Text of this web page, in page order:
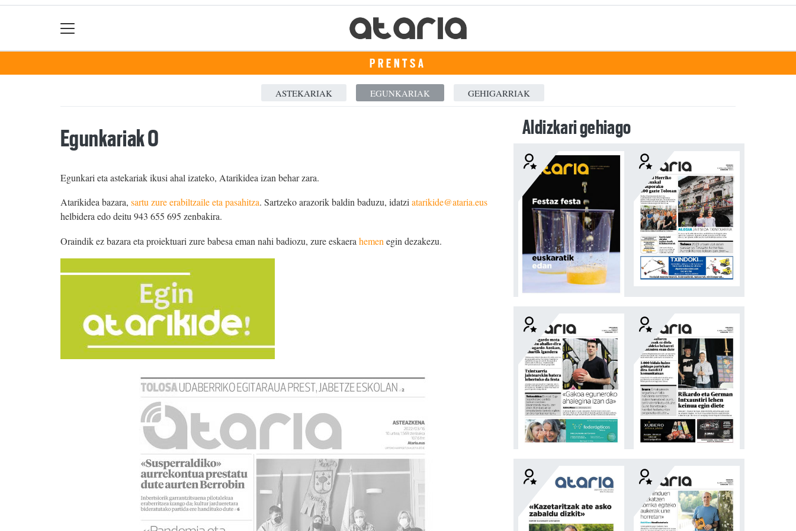
PRENTSA
ASTEKARIAK EGUNKARIAK GEHIGARRIAK
Egunkariak 0
Egunkari eta astekariak ikusi ahal izateko, Atarikidea izan behar zara.
Atarikidea bazara, sartu zure erabiltzaile eta pasahitza. Sartzeko arazorik baldin baduzu, idatziatarikide@ataria.eus
helbidera edo deitu 943 655 695 zenbakira.
Oraindik ez bazara eta proiektuari zure babesa eman nahi badiozu, zure eskaera hemen egin dezakezu.
Aldizkari gehiago